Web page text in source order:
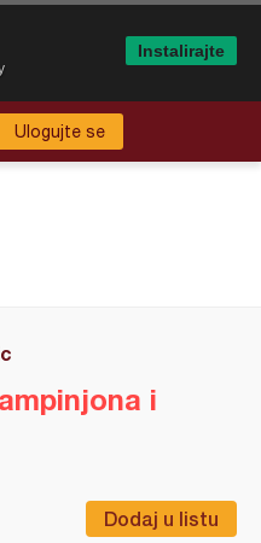
Ulogujte se
Dodaj u listu
i
Instalirajte